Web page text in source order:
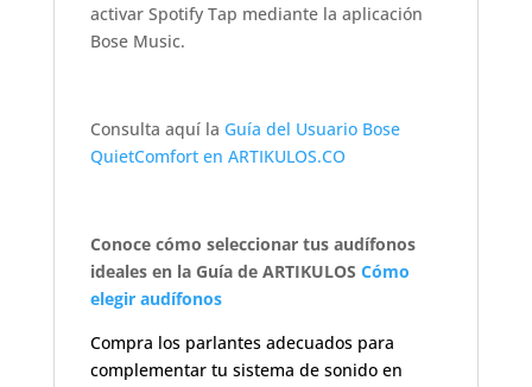
activar Spotify Tap mediante la aplicación
Bose Music.
Consulta aquí la Guía del Usuario Bose
QuietComfort en ARTIKULOS.CO
Conoce cómo seleccionar tus audífonos
ideales en la Guía de ARTIKULOS Cómo
elegir audífonos
Compra los parlantes adecuados para
complementar tu sistema de sonido en